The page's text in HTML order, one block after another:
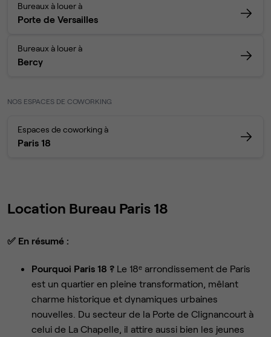
Bureaux à louer à
Porte de Versailles
Bureaux à louer à
Bercy
NOS ESPACES DE COWORKING
Espaces de coworking à
Paris 18
Location Bureau Paris 18
✅ En résumé :
Pourquoi Paris 18 ? Le 18ᵉ arrondissement de Paris
est un quartier en pleine transformation, mêlant
charme historique et dynamiques urbaines
nouvelles. Du secteur de la Porte de Clignancourt à
celui de La Chapelle, il attire aussi bien les jeunes